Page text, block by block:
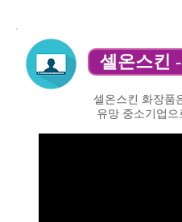
셀온스킨
셀온스킨 화장품
유망 중소기업